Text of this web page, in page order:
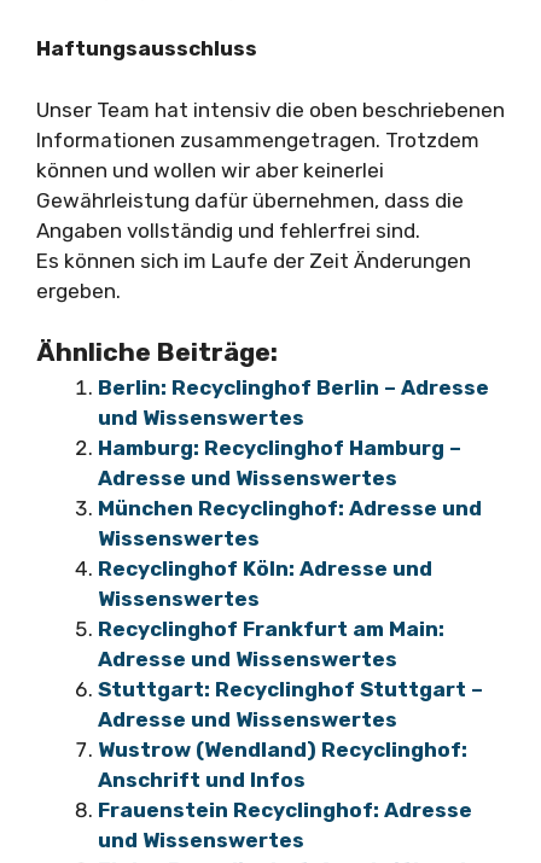
Haftungsausschluss
Unser Team hat intensiv die oben beschriebenen
Informationen zusammengetragen. Trotzdem
können und wollen wir aber keinerlei
Gewährleistung dafür übernehmen, dass die
Angaben vollständig und fehlerfrei sind.
Es können sich im Laufe der Zeit Änderungen
ergeben.
Ähnliche Beiträge:
Berlin: Recyclinghof Berlin – Adresse
und Wissenswertes
Hamburg: Recyclinghof Hamburg –
Adresse und Wissenswertes
München Recyclinghof: Adresse und
Wissenswertes
Recyclinghof Köln: Adresse und
Wissenswertes
Recyclinghof Frankfurt am Main:
Adresse und Wissenswertes
Stuttgart: Recyclinghof Stuttgart –
Adresse und Wissenswertes
Wustrow (Wendland) Recyclinghof:
Anschrift und Infos
Frauenstein Recyclinghof: Adresse
und Wissenswertes